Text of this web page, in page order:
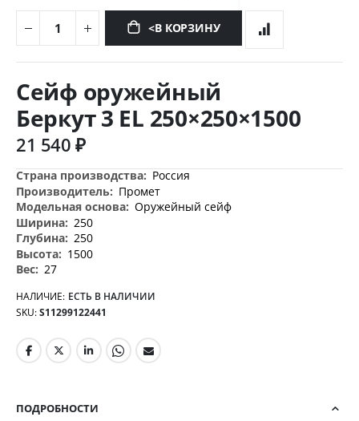
<В КОРЗИНУ
началу
изображений
Сейф оружейный
Беркут 3 EL 250×250×1500
21 540 ₽
Дополнительная
информация
Россия
Промет
Оружейный сейф
250
250
1500
27
НАЛИЧИЕ: ЕСТЬ В НАЛИЧИИ
SKU S11299122441
ПОДРОБНОСТИ